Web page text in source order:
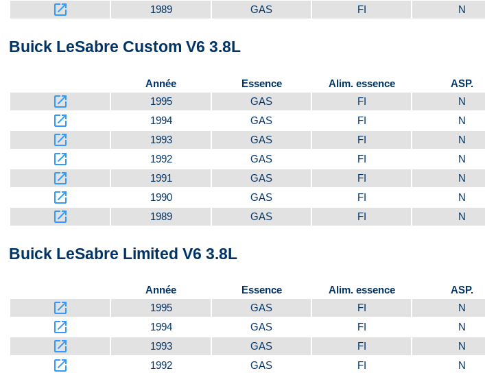
launch 1989 GAS FI N
Buick LeSabre Custom V6 3.8L
Année Essence Alim. essence ASP.
launch 1995 GAS FI N
launch 1994 GAS FI N
launch 1993 GAS FI N
launch 1992 GAS FI N
launch 1991 GAS FI N
launch 1990 GAS FI N
launch 1989 GAS FI N
Buick LeSabre Limited V6 3.8L
Année Essence Alim. essence ASP.
launch 1995 GAS FI N
launch 1994 GAS FI N
launch 1993 GAS FI N
launch 1992 GAS FI N